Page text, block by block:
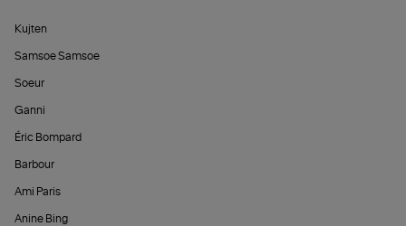
Kujten
Samsoe Samsoe
Soeur
Ganni
Éric Bompard
Barbour
Ami Paris
Anine Bing